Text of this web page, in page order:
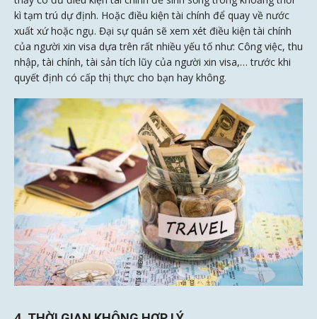
kì tạm trú dự định. Hoặc điều kiện tài chính để quay về nước
xuất xứ hoặc ngụ. Đại sự quán sẽ xem xét điều kiện tài chính
của người xin visa dựa trên rất nhiều yếu tố như: Công việc, thu
nhập, tài chính, tài sản tích lũy của người xin visa,… trước khi
quyết định có cấp thị thực cho bạn hay không.